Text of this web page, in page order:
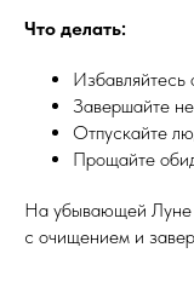
Что делать:
Избавляйтесь
Завершайте
Отпускайте
Прощайте
На убывающей Луне
с очищением и